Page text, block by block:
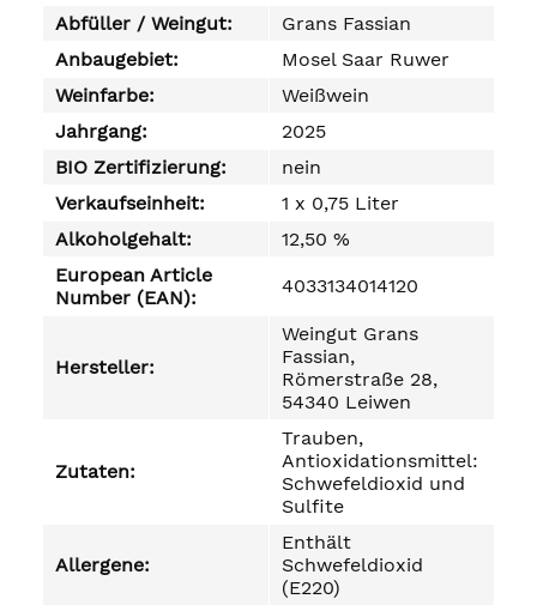
Abfüller / Weingut:
Grans Fassian
Anbaugebiet:
Mosel Saar Ruwer
Weinfarbe:
Weißwein
Jahrgang:
2025
BIO Zertifizierung:
nein
Verkaufseinheit:
1 x 0,75 Liter
Alkoholgehalt:
12,50 %
European Article
Number (EAN):
4033134014120
Hersteller:
Weingut Grans
Fassian,
Römerstraße 28,
54340 Leiwen
Zutaten:
Trauben,
Antioxidationsmittel:
Schwefeldioxid und
Sulfite
Allergene:
Enthält
Schwefeldioxid
(E220)